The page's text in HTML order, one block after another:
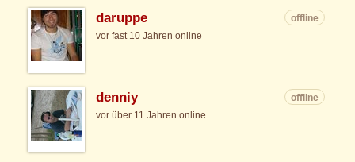
daruppe
offline
vor fast 10 Jahren online
denniy
offline
vor über 11 Jahren online